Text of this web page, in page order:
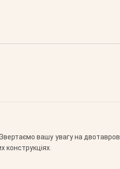
вашу увагу на
конструкціях.